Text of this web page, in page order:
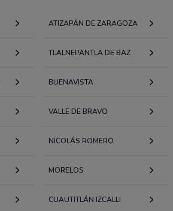
ATIZAPÁN DE ZARAGOZA
TLALNEPANTLA DE BAZ
BUENAVISTA
VALLE DE BRAVO
NICOLÁS ROMERO
MORELOS
CUAUTITLÁN IZCALLI